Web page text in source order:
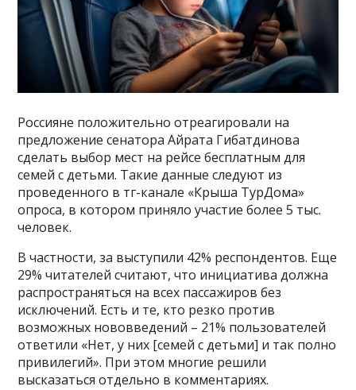
Россияне положительно отреагировали на
предложение сенатора Айрата Гибатдинова
сделать выбор мест на рейсе бесплатным для
семей с детьми. Такие данные следуют из
проведенного в тг-канале «Крыша ТурДома»
опроса, в котором приняло участие более 5 тыс.
человек.
В частности, за выступили 42% респондентов. Еще
29% читателей считают, что инициатива должна
распространяться на всех пассажиров без
исключений. Есть и те, кто резко против
возможных нововведений – 21% пользователей
ответили «Нет, у них [семей с детьми] и так полно
привилегий». При этом многие решили
высказаться отдельно в комментариях.